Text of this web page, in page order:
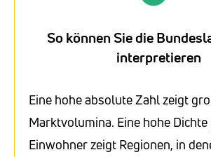
So können Sie die
interpretieren
Eine hohe absolute Zahl zeigt
Marktvolumina. Eine hohe
Einwohner zeigt Regionen, in